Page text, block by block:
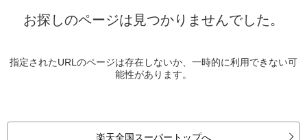
お探しのページは見つかりませんでした。
指定されたURLのページは存在しないか、一時的に利用できない可
能性があります。
楽天全国スーパートップへ